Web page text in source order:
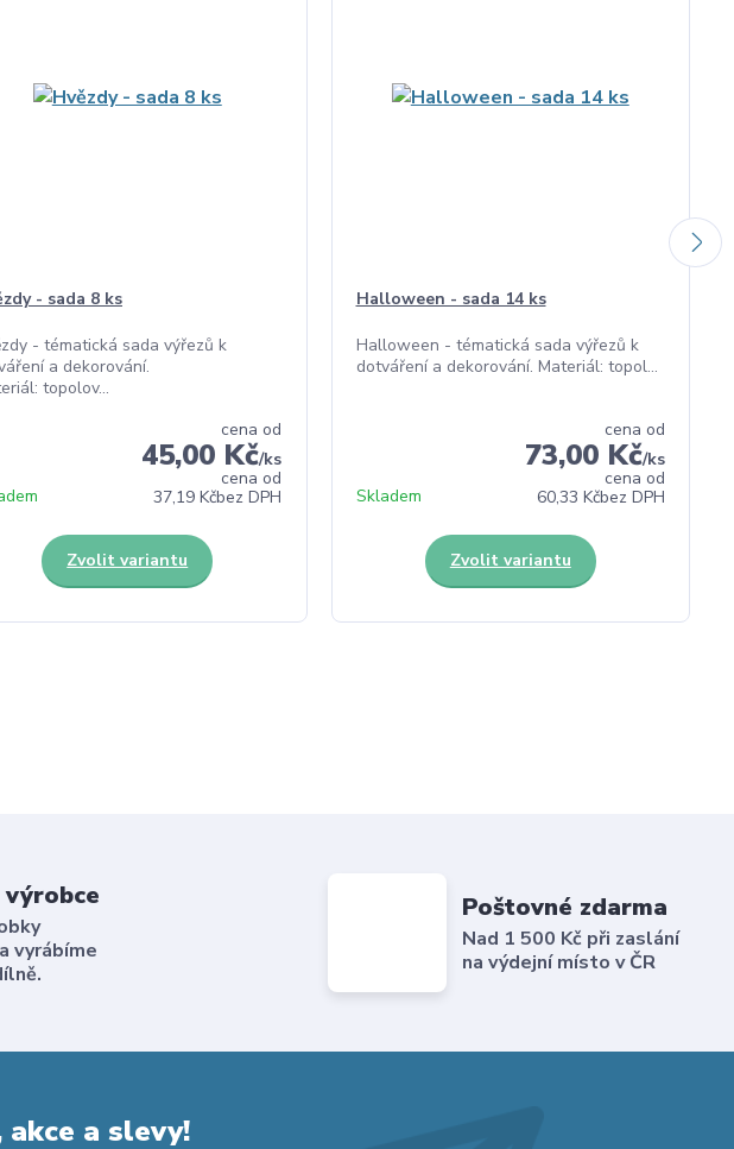
- sada 8 ks
- tématická sada výřezů k
a dekorování.
topolov...
cena od
45,00 Kč/ks
cena od
37,19 Kčbez DPH
Zvolit variantu
Halloween - sada 14 ks
Halloween - tématická sada výřezů k
dotváření a dekorování. Materiál: topol...
cena od
73,00 Kč/ks
cena od
60,33 Kčbez DPH
Skladem
Zvolit variantu
vyrábíme
Poštovné zdarma
Nad 1 500 Kč při zaslání
na výdejní místo v ČR
a slevy!